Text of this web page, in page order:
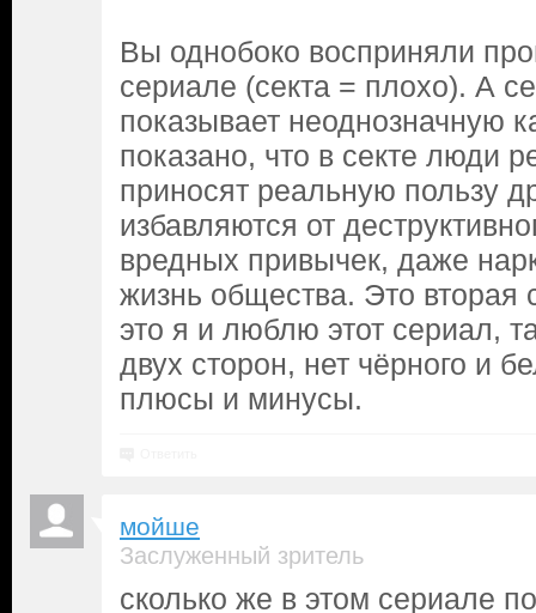
Вы однобоко восприняли
сериале (секта = плохо). А
показывает неоднозначную
показано, что в секте люди
приносят реальную пользу
избавляются от
вредных привычек, даже
жизнь общества. Это вторая
это я и люблю этот сериал,
двух сторон, нет чёрного и
плюсы и минусы.
мойше
Заслуженный зритель
сколько же в этом сериале